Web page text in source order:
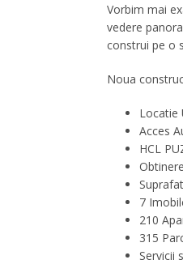
Vorbim mai
vedere
construi pe o
Noua
Locatie
Acces
HCL
7
210
315
Servicii